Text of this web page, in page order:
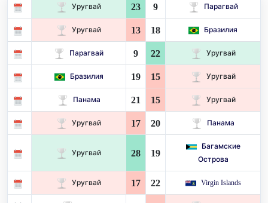
Уругвай 23 9 Парагвай
Уругвай 13 18 Бразилия
Парагвай 9 22 Уругвай
Бразилия 19 15 Уругвай
Панама 21 15 Уругвай
Уругвай 17 20 Панама
Уругвай 28 19
Багамские
Острова
Уругвай 17 22 Virgin Islands